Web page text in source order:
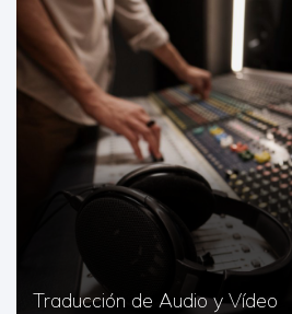
Traducción de Audio y Vídeo